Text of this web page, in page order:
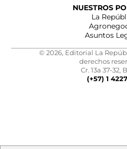
NUESTROS
La
Asuntos
© 2026, Editorial La
derechos
Cr. 13a 37-32,
(+57) 1